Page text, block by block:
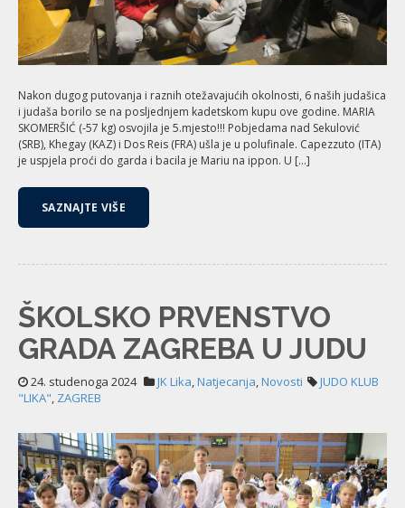
Nakon dugog putovanja i raznih otežavajućih okolnosti, 6 naših judašica
i judaša borilo se na posljednjem kadetskom kupu ove godine. MARIA
SKOMERŠIĆ (-57 kg) osvojila je 5.mjesto!!! Pobjedama nad Sekulović
(SRB), Khegay (KAZ) i Dos Reis (FRA) ušla je u polufinale. Capezzuto (ITA)
je uspjela proći do garda i bacila je Mariu na ippon. U […]
SAZNAJTE VIŠE
ŠKOLSKO PRVENSTVO
GRADA ZAGREBA U JUDU
24. studenoga 2024 JK Lika,Natjecanja,Novosti
JUDO KLUB
"LIKA", ZAGREB